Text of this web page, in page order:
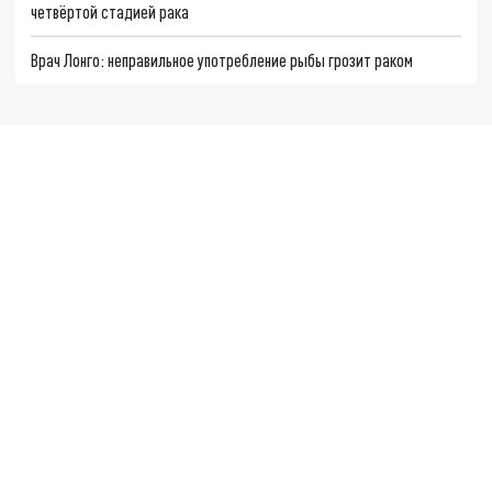
четвёртой стадией рака
Врач Лонго: неправильное употребление рыбы грозит раком